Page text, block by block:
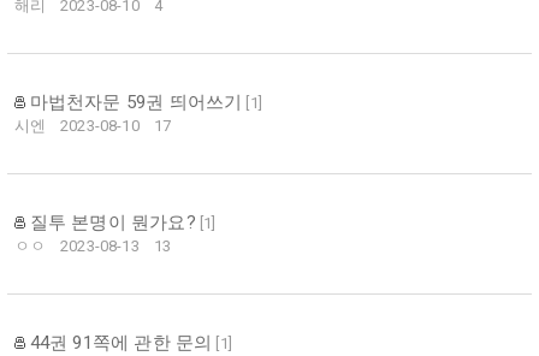
해리
2023-08-10 4
마법천자문 59권 띄어쓰기 1
시엔
2023-08-10 17
질투 본명이 뭔가요? 1
ㅇㅇ
2023-08-13 13
44권 91쪽에 관한 문의 1